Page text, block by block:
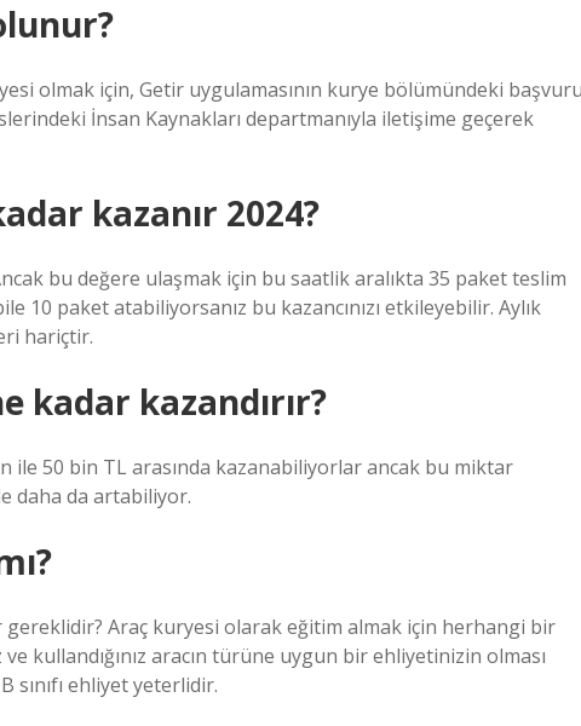
olmak için, Getir uygulamasının kurye bölümündeki
İnsan Kaynakları departmanıyla iletişime geçerek
kazanır 2024?
bu değere ulaşmak için bu saatlik aralıkta 35 paket teslim
10 paket atabiliyorsanız bu kazancınızı etkileyebilir. Aylık
hariçtir.
kadar kazandırır?
ile 50 bin TL arasında kazanabiliyorlar ancak bu miktar
daha da artabiliyor.
Araç kuryesi olarak eğitim almak için herhangi bir
kullandığınız aracın türüne uygun bir ehliyetinizin olması
sınıfı ehliyet yeterlidir.